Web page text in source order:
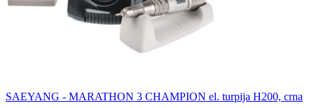
SAEYANG - MARATHON 3 CHAMPION el. turpija H200, crna